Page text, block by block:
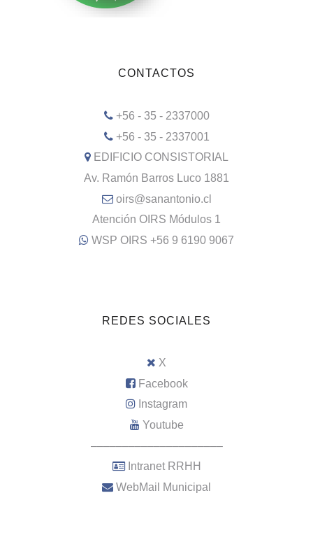
CONTACTOS
+56 - 35 - 2337000
+56 - 35 - 2337001
EDIFICIO CONSISTORIAL
Av. Ramón Barros Luco 1881
oirs@sanantonio.cl
Atención OIRS Módulos 1
WSP OIRS +56 9 6190 9067
REDES SOCIALES
X
Facebook
Instagram
Youtube
–––––––––––––––––––––
Intranet RRHH
WebMail Municipal